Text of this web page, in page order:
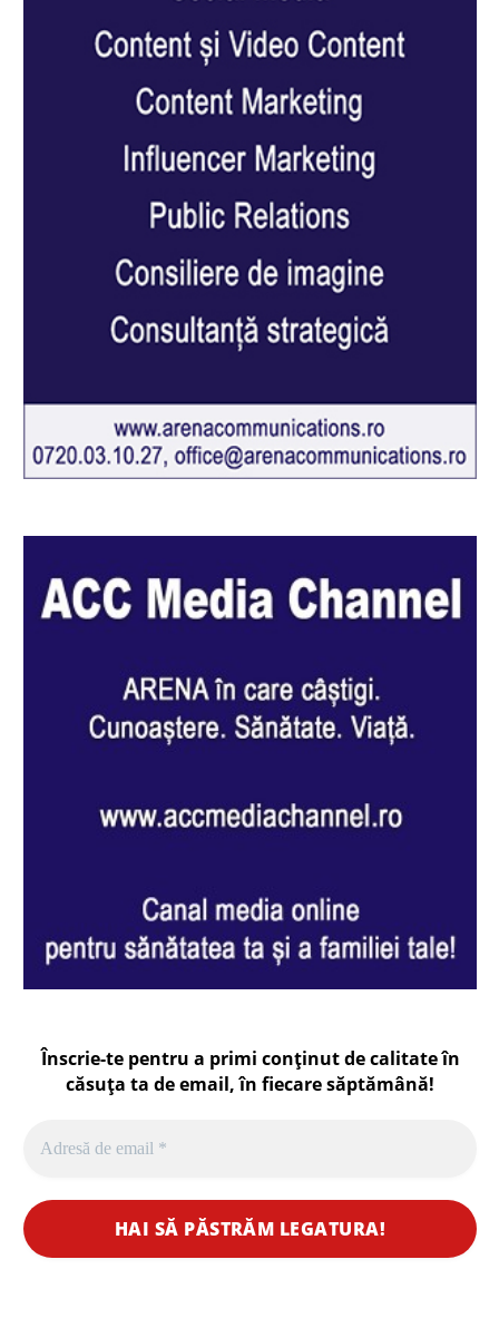
Înscrie-te pentru a primi conținut de calitate în
căsuța ta de email, în fiecaresăptămână!